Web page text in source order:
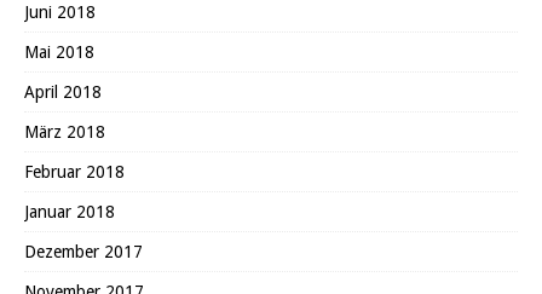
Juni 2018
Mai 2018
April 2018
März 2018
Februar 2018
Januar 2018
Dezember 2017